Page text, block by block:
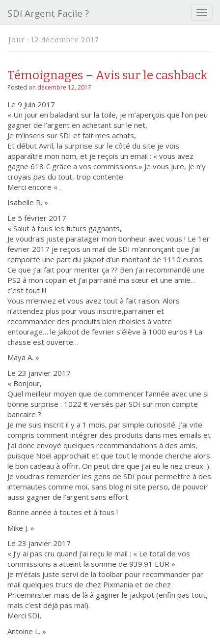
T
o
n
g
n
SDI Argent Facile ?
Jour : 12 décembre 2017
Témoignages – Avis sur le cashback
Posted on décembre 12, 2017
Le 9 Juin 2017
« Un jour en baladant sur la toile, je m’aperçois que l’on peu
gagner de l’argent en achetant sur le net,
Je m’inscris sur SDI et fait mes achats,
Et début Avril, la surprise sur le côté du site je vois
apparaître mon nom, et je reçois un email : « vous avez
gagne 618 € grâce a vos commissions.» Je vous jure, je n’y
croyais pas du tout, trop contente.
Merci encore « .
Isabelle R. »
Le 5 février 2017
« Salut à tous les futurs gagnants,
Je voudrais juste paratager mon bonheur avec vous ! Le 1er
fevrier 2017 je reçois un mail de SDI m’annonçant que j’ai
remporté une part du jakpot d’un montant de 1110 euros.
Ce que j’ai fait pour meriter ça ?? Ben j’ai recommandé une
PS2 à mon copain et j’ai parrainé ma sœur et une amie…
c’est tout !!!
Vous m’enviez et vous avez tout à fait raison. Alors
n’attendez plus pour vous inscrire,parrainer et
recommander des produits bien choisies à votre
entourage… le Jakpot de fevrier s’élève à 1000 euros !! La
chasse est ouverte…
Maya A. »
Le 23 janvier 2017
« Bonjour,
Quel meilleur moyen que de commencer l’année avec une si
bonne surprise : 1022 € versés par SDI sur mon compte
bancaire ?
Je me suis inscrit il y a 1 mois, par simple curiosité. J’ai vite
compris comment intégrer des produits dans mes emails et
j’ai donc envoyé quelques recommandations à des amis,
puisque Noël approchait et que tout le monde cherche alors
le bon cadeau à offrir. On peut dire que j’ai eu le nez creux :).
Je voudrais remercier les gens de SDI pour permettre à des
internautes comme moi, sans blog ni site perso, de pouvoir
aussi gagner de l’argent sans effort.
Bonne année à toutes et à tous !
Mike J. »
Le 23 janvier 2017
« J’y ai pas cru quand j’ai reçu le mail : « Le total de vos
commissions a atteint la somme de 939.91 EUR ».
je m’étais juste servi de la toolbar pour recommander par
mail quelques trucs de chez Pixmania et de chez
Priceminister mais de là à gagner le jackpot (enfin pas tout,
mais c’est déjà pas mal).
Merci SDI.
Antoine L. »